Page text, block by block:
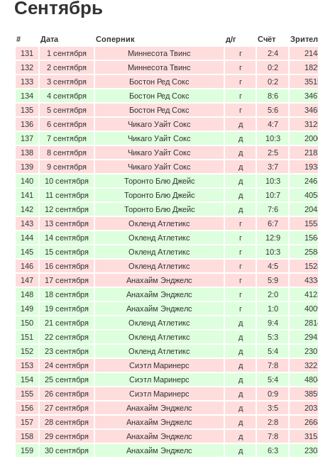
Сентябрь
# Дата Соперник д/г Счёт
131
1 сентября Миннесота Твинс г 2:4
132
2 сентября Миннесота Твинс г 0:2
133
3 сентября Бостон Ред Сокс г 0:2
134
4 сентября Бостон Ред Сокс г 8:6
135
5 сентября Бостон Ред Сокс г 5:6
136
6 сентября Чикаго Уайт Сокс д 4:7
137
7 сентября Чикаго Уайт Сокс д 10:3
138
8 сентября Чикаго Уайт Сокс д 2:5
139
9 сентября Чикаго Уайт Сокс д 3:7
140
10 сентября Торонто Блю Джейс д 10:3
141
11 сентября Торонто Блю Джейс д 10:7
142
12 сентября Торонто Блю Джейс д 7:6
143
13 сентября Окленд Атлетикс г 6:7
144
14 сентября Окленд Атлетикс г 12:9
145
15 сентября Окленд Атлетикс г 10:3
146
16 сентября Окленд Атлетикс г 4:5
147
17 сентября Анахайм Энджелс г 5:9
148
18 сентября Анахайм Энджелс г 2:0
149
19 сентября Анахайм Энджелс г 1:0
150
21 сентября Окленд Атлетикс д 9:4
151
22 сентября Окленд Атлетикс д 5:3
152
23 сентября Окленд Атлетикс д 5:4
153
24 сентября Сиэтл Маринерс д 7:8
154
25 сентября Сиэтл Маринерс д 5:4
155
26 сентября Сиэтл Маринерс д 0:9
156
27 сентября Анахайм Энджелс д 3:5
157
28 сентября Анахайм Энджелс д 2:8
158
29 сентября Анахайм Энджелс д 7:8
159
30 сентября Анахайм Энджелс д 6:3